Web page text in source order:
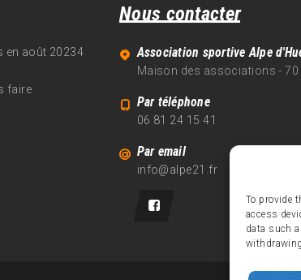
To provide
access
data such
en août 20234
faire
Nous contacter
Association sportive Alpe
Maison des associations - 70
Par téléphone
06 81 24 15 41
Par email
info@alpe21.fr